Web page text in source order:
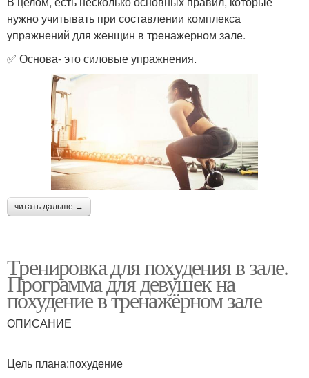
нужно учитывать при составлении комплекса
упражнений для женщин в тренажерном зале.
✅ Основа- это силовые упражнения.
читать дальше →
Тренировка для похудения в зале.
Программа для девушек на
похудение в тренажёрном зале
ОПИСАНИЕ
Цель плана:похудение